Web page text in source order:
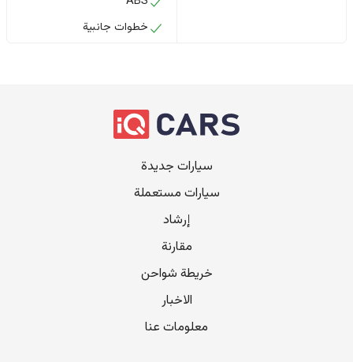
خطوات جانبية
سيارات جديدة
سيارات مستعملة
إرشاد
مقارنة
خريطة شواحن
الاخبار
معلومات عنا